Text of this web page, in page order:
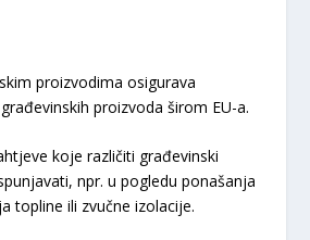
proizvodima osigurava
proizvoda širom EU-a.
koje različiti građevinski
npr. u pogledu ponašanja
topline ili zvučne izolacije.